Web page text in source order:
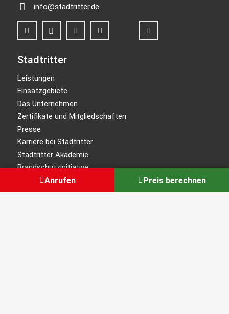
Anrufen Preis berechnen
info@stadtritter.de
Stadtritter
Leistungen
Einsatzgebiete
Das Unternehmen
Zertifikate und Mitgliedschaften
Presse
Karriere bei Stadtritter
Stadtritter Akademie
Brandschutzinitiative
Love It Or Leave It